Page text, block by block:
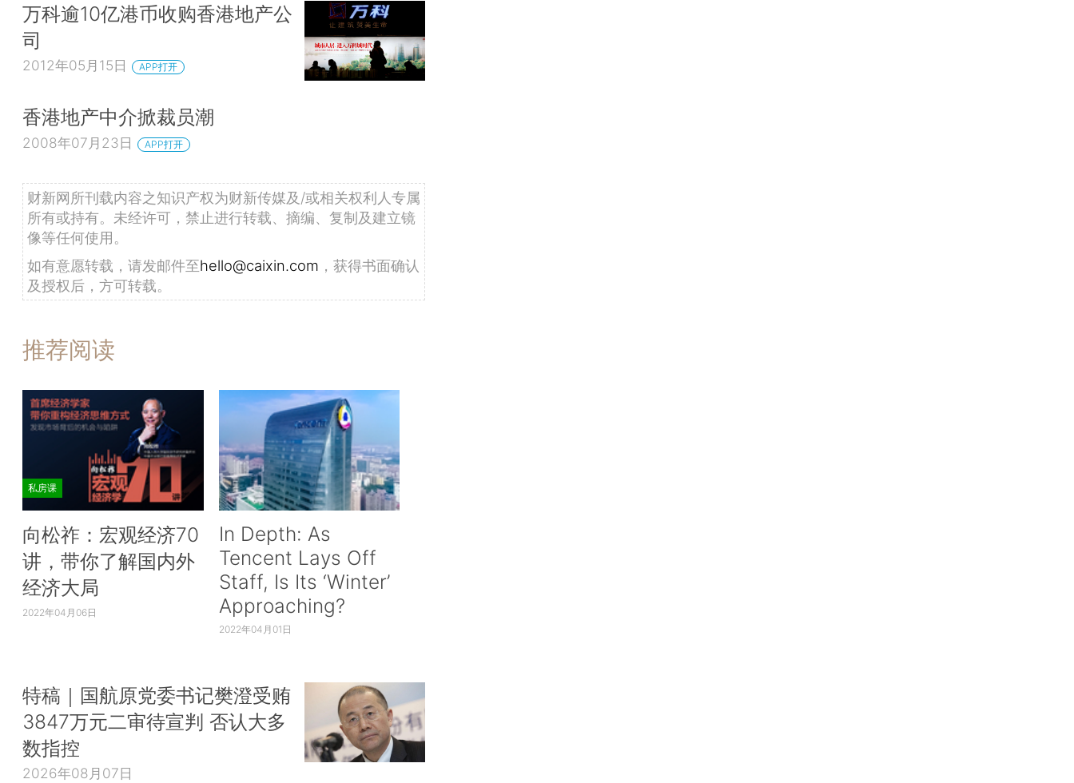
万科逾10亿港币收购香港地产公
司
2012年05月15日 APP打开
香港地产中介掀裁员潮
2008年07月23日 APP打开
财新网所刊载内容之知识产权为财新传媒及/或相关权利人专属
所有或持有。未经许可，禁止进行转载、摘编、复制及建立镜
像等任何使用。
如有意愿转载，请发邮件至hello@caixin.com ，获得书面确认
及授权后，方可转载。
推荐阅读
私房课
向松祚：宏观经济70
讲，带你了解国内外
经济大局
2022年04月06日
In Depth: As
Tencent Lays Off
Staff, Is Its ‘Winter’
Approaching?
2022年04月01日
特稿｜国航原党委书记樊澄受贿
3847万元二审待宣判 否认大多
数指控
2026年08月07日